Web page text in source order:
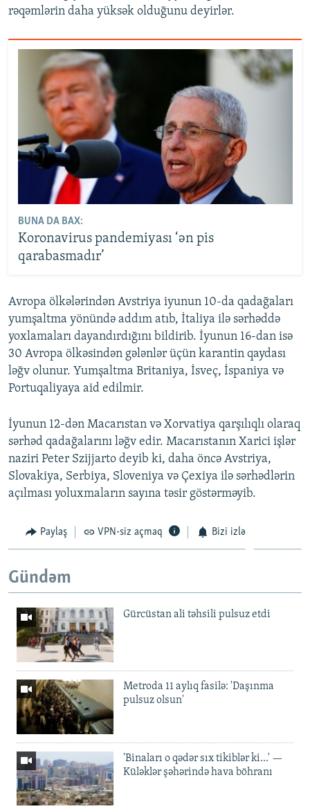
rəqəmlərin daha yüksək olduğunu deyirlər.
BUNA DA BAX:
Koronavirus pandemiyası ‘ən pis
qarabasmadır’
Avropa ölkələrindən Avstriya iyunun 10-da qadağaları
yumşaltma yönündə addım atıb, İtaliya ilə sərhəddə
yoxlamaları dayandırdığını bildirib. İyunun 16-dan isə
30 Avropa ölkəsindən gələnlər üçün karantin qaydası
ləğv olunur. Yumşaltma Britaniya, İsveç, İspaniya və
Portuqaliyaya aid edilmir.
İyunun 12-dən Macarıstan və Xorvatiya qarşılıqlı olaraq
sərhəd qadağalarını ləğv edir. Macarıstanın Xarici işlər
naziri Peter Szijjarto deyib ki, daha öncə Avstriya,
Slovakiya, Serbiya, Sloveniya və Çexiya ilə sərhədlərin
açılması yoluxmaların sayına təsir göstərməyib.
Paylaş VPN-siz açmaq Bizi izlə
Gündəm
Gürcüstan ali təhsili pulsuz etdi
Metroda 11 aylıq fasilə: 'Daşınma
pulsuz olsun'
'Binaları o qədər sıx tikiblər ki...' —
Küləklər şəhərində hava böhranı